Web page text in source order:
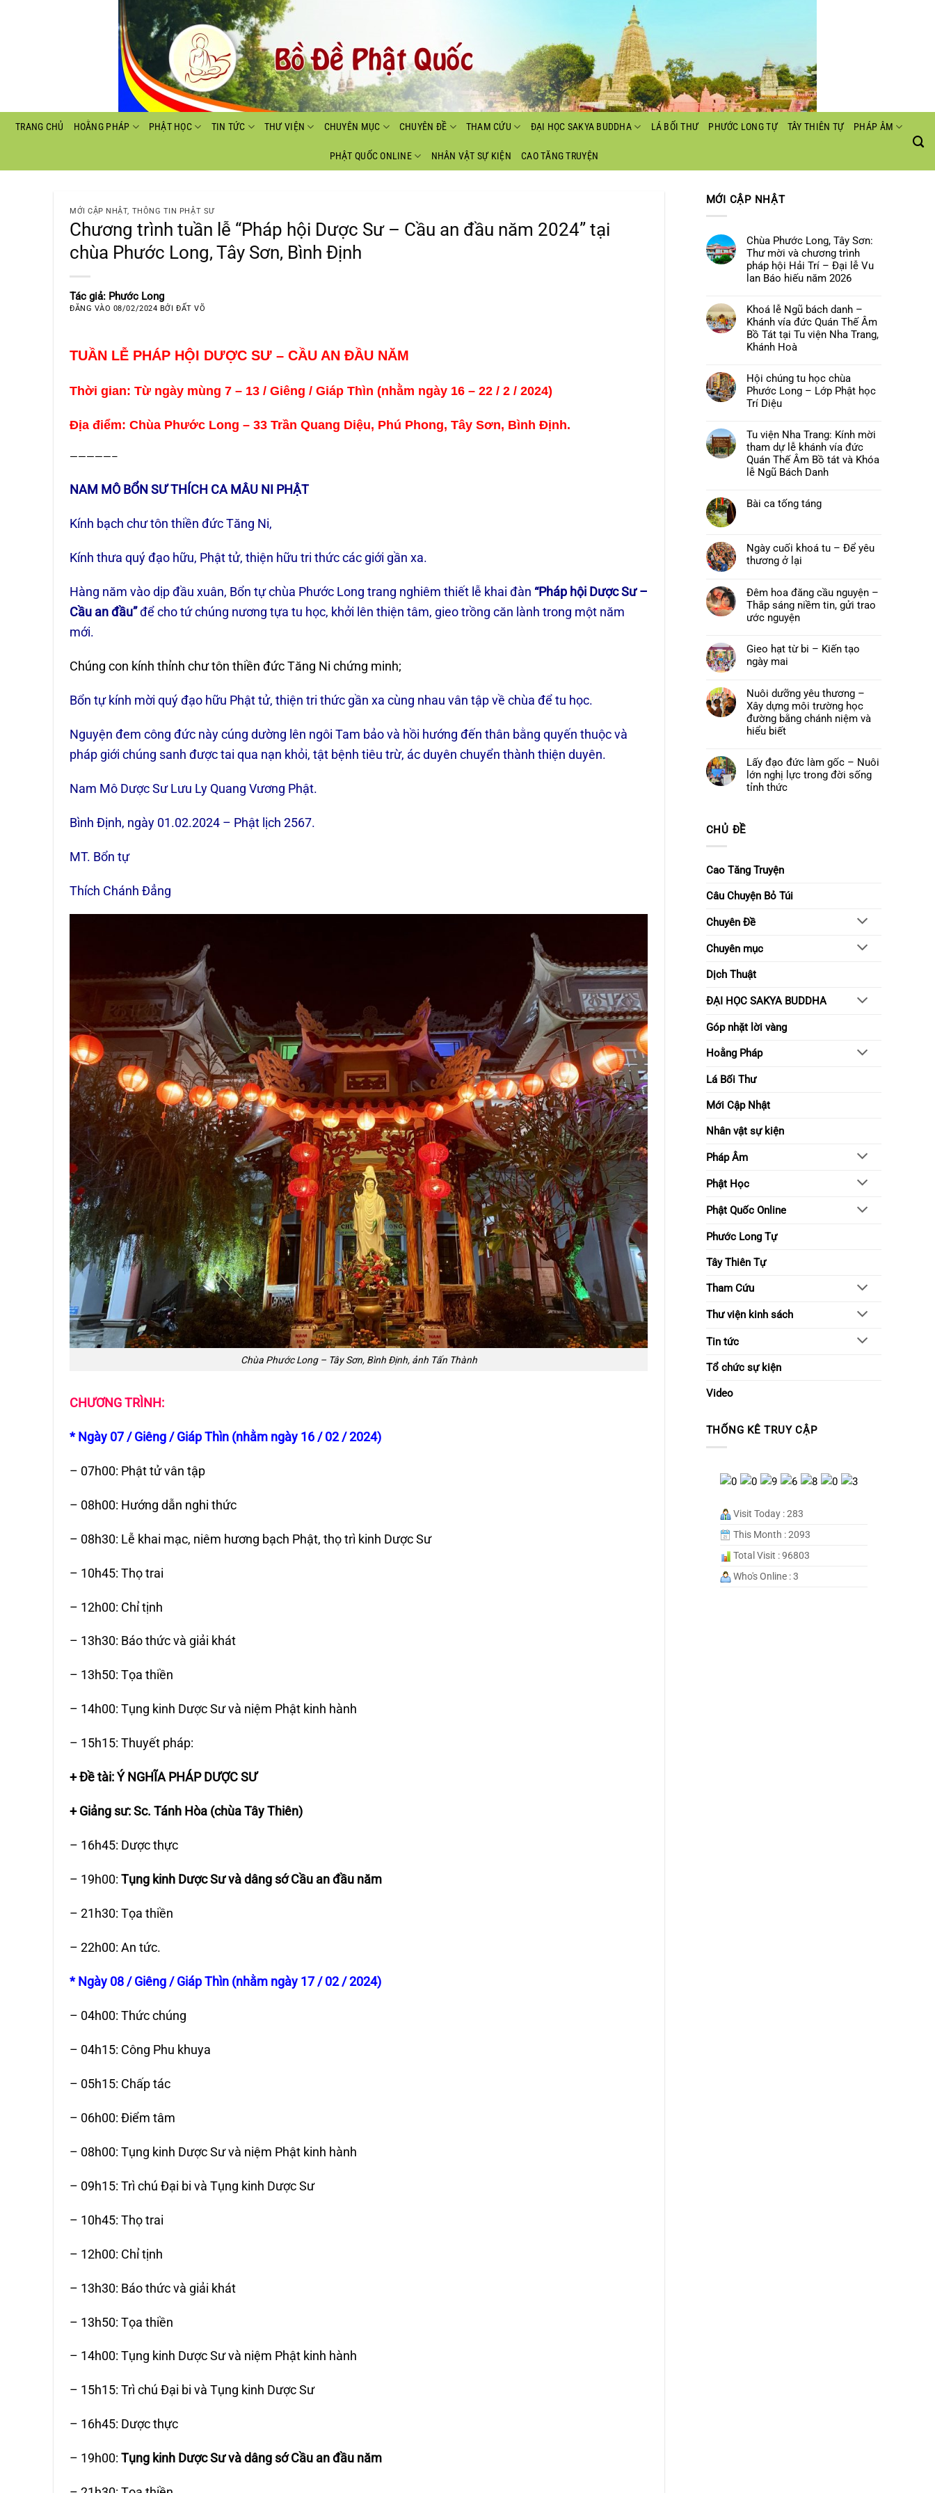
TRANG CHỦ HOẰNG PHÁP PHẬT HỌC TIN TỨC THƯ VIỆN CHUYÊN MỤC CHUYÊN ĐỀ THAM CỨU ĐẠI HỌC SAKYA BUDDHA LÁ BỐI THƯ PHƯỚC LONG TỰ TÂY THIÊN TỰ PHÁP ÂM
PHẬT QUỐC ONLINE NHÂN VẬT SỰ KIỆN CAO TĂNG TRUYỆN
MỚI CẬP NHẬT, THÔNG TIN PHẬT SƯ
Chương trình tuần lễ “Pháp hội Dược Sư – Cầu an đầu năm 2024” tại
chùa Phước Long, Tây Sơn, Bình Định
Tác giả: Phước Long
ĐĂNG VÀO 08/02/2024 BỞI ĐẤT VÕ
TUẦN LỄ PHÁP HỘI DƯỢC SƯ – CẦU AN ĐẦU NĂM
Thời gian: Từ ngày mùng 7 – 13 / Giêng / Giáp Thìn (nhằm ngày 16 – 22 / 2 / 2024)
Địa điểm: Chùa Phước Long – 33 Trần Quang Diệu, Phú Phong, Tây Sơn, Bình Định.
—————–
NAM MÔ BỔN SƯ THÍCH CA MÂU NI PHẬT
Kính bạch chư tôn thiền đức Tăng Ni,
Kính thưa quý đạo hữu, Phật tử, thiện hữu tri thức các giới gần xa.
Hàng năm vào dịp đầu xuân, Bổn tự chùa Phước Long trang nghiêm thiết lễ khai đàn “Pháp hội Dược Sư –
Cầu an đầu”để cho tứ chúng nương tựa tu học, khởi lên thiện tâm, gieo trồng căn lành trong một năm
mới.
Chúng con kính thỉnh chư tôn thiền đức Tăng Ni chứng minh;
Bổn tự kính mời quý đạo hữu Phật tử, thiện tri thức gần xa cùng nhau vân tập về chùa để tu học.
Nguyện đem công đức này cúng dường lên ngôi Tam bảo và hồi hướng đến thân bằng quyến thuộc và
pháp giới chúng sanh được tai qua nạn khỏi, tật bệnh tiêu trừ, ác duyên chuyển thành thiện duyên.
Nam Mô Dược Sư Lưu Ly Quang Vương Phật.
Bình Định, ngày 01.02.2024 – Phật lịch 2567.
MT. Bổn tự
Thích Chánh Đẳng
Chùa Phước Long – Tây Sơn, Bình Định, ảnh Tấn Thành
CHƯƠNG TRÌNH:
* Ngày 07 / Giêng / Giáp Thìn (nhằm ngày 16 / 02 / 2024)
– 07h00: Phật tử vân tập
– 08h00: Hướng dẫn nghi thức
– 08h30: Lễ khai mạc, niêm hương bạch Phật, thọ trì kinh Dược Sư
– 10h45: Thọ trai
– 12h00: Chỉ tịnh
– 13h30: Báo thức và giải khát
– 13h50: Tọa thiền
– 14h00: Tụng kinh Dược Sư và niệm Phật kinh hành
– 15h15: Thuyết pháp:
+ Đề tài: Ý NGHĨA PHÁP DƯỢC SƯ
+ Giảng sư: Sc. Tánh Hòa (chùa Tây Thiên)
– 16h45: Dược thực
– 19h00:Tụng kinh Dược Sư và dâng sớ Cầu an đầu năm
– 21h30: Tọa thiền
– 22h00: An tức.
* Ngày 08 / Giêng / Giáp Thìn (nhằm ngày 17 / 02 / 2024)
– 04h00: Thức chúng
– 04h15: Công Phu khuya
– 05h15: Chấp tác
– 06h00: Điểm tâm
– 08h00: Tụng kinh Dược Sư và niệm Phật kinh hành
– 09h15: Trì chú Đại bi và Tụng kinh Dược Sư
– 10h45: Thọ trai
– 12h00: Chỉ tịnh
– 13h30: Báo thức và giải khát
– 13h50: Tọa thiền
– 14h00: Tụng kinh Dược Sư và niệm Phật kinh hành
– 15h15: Trì chú Đại bi và Tụng kinh Dược Sư
– 16h45: Dược thực
– 19h00:Tụng kinh Dược Sư và dâng sớ Cầu an đầu năm
MỚI CẬP NHẬT
Chùa Phước Long, Tây Sơn:
Thư mời và chương trình
pháp hội Hải Trí – Đại lễ Vu
lan Báo hiếu năm 2026
bình
luận
ở
Chùa
Phước
Long,
Thư
mời
và
chương
trình
Hải
Trí
–
Đại
lễ
Vu
hiếu
năm
Khoá lễ Ngũ bách danh –
Khánh vía đức Quán Thế Âm
Bồ Tát tại Tu viện Nha Trang,
Khánh Hoà
bình
luận
ở
Khoá
danh
–
Khánh
vía
đức
Quán
Bồ
Nha
Trang,
Khánh
Hội chúng tu học chùa
Phước Long – Lớp Phật học
Trí Diệu
bình
luận
ở
Hội
chúng
tu
Phước
Long
Trí
Diệu
Tu viện Nha Trang: Kính mời
tham dự lễ khánh vía đức
Quán Thế Âm Bồ tát và Khóa
lễ Ngũ Bách Danh
bình
Nha
Trang:
Kính
lễ
khánh
vía
đức
Âm
Bồ
tát
Ngũ
Bách
Danh
Bài ca tống táng
luận
ở
Bài
ca
Ngày cuối khoá tu – Để yêu
thương ở lại
bình
luận
ở
Ngày
cuối
–
yêu
lại
Đêm hoa đăng cầu nguyện –
Thắp sáng niềm tin, gửi trao
ước nguyện
bình
luận
ở
đăng
cầu
nguyện
–
Thắp
sáng
trao
ước
nguyện
Gieo hạt từ bi – Kiến tạo
ngày mai
bình
luận
ở
Gieo
hạt
từ
Kiến
tạo
ngày
mai
Nuôi dưỡng yêu thương –
Xây dựng môi trường học
đường bằng chánh niệm và
hiểu biết
bình
luận
ở
Nuôi
Xây
dựng
đường
bằng
niệm
và
biết
Lấy đạo đức làm gốc – Nuôi
lớn nghị lực trong đời sống
tỉnh thức
luận
ở
làm
gốc
Nuôi
lớn
lực
trong
tỉnh
CHỦ ĐỀ
Cao Tăng Truyện
Câu Chuyện Bỏ Túi
Chuyên Đề
Chuyên mục
Dịch Thuật
ĐẠI HỌC SAKYA BUDDHA
Góp nhặt lời vàng
Hoằng Pháp
Lá Bối Thư
Mới Cập Nhật
Nhân vật sự kiện
Pháp Âm
Phật Học
Phật Quốc Online
Phước Long Tự
Tây Thiên Tự
Tham Cứu
Thư viện kinh sách
Tin tức
Tổ chức sự kiện
Video
THỐNG KÊ TRUY CẬP
Visit Today : 283
This Month : 2093
Total Visit : 96803
Who's Online : 3